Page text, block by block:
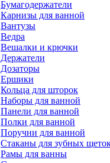
Бумагодержатели
Карнизы для ванной
Вантузы
Ведра
Вешалки и крючки
Держатели
Дозаторы
Ершики
Кольца для шторок
Наборы для ванной
Панели для ванной
Полки для ванной
Поручни для ванной
Стаканы для зубных
Рамы для ванны